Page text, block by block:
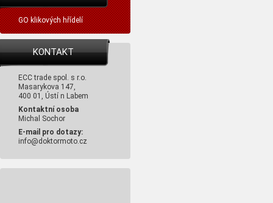
GO klikových hřídelí
KONTAKT
ECC trade spol. s r.o.
Masarykova 147,
400 01, Ústí n Labem
Kontaktní osoba
Michal Sochor
E-mail pro dotazy:
info@doktormoto.cz